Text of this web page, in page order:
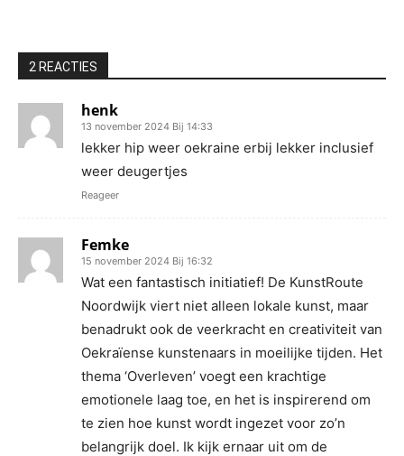
2 REACTIES
henk
13 november 2024 Bij 14:33
lekker hip weer oekraine erbij lekker inclusief
weer deugertjes
Reageer
Femke
15 november 2024 Bij 16:32
Wat een fantastisch initiatief! De KunstRoute
Noordwijk viert niet alleen lokale kunst, maar
benadrukt ook de veerkracht en creativiteit van
Oekraïense kunstenaars in moeilijke tijden. Het
thema ‘Overleven’ voegt een krachtige
emotionele laag toe, en het is inspirerend om
te zien hoe kunst wordt ingezet voor zo’n
belangrijk doel. Ik kijk ernaar uit om de